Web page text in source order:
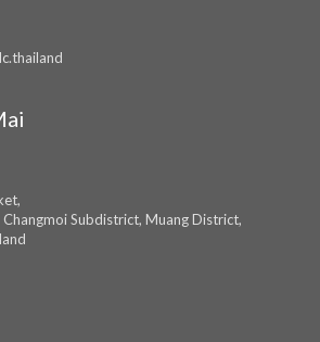
Subdistrict, Muang District,